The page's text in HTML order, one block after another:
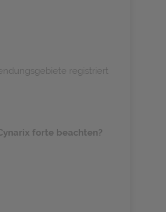
registriert
forte beachten?